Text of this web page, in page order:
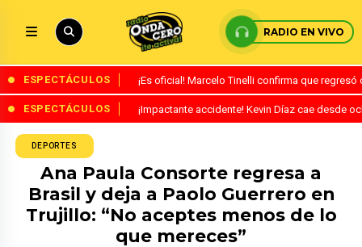
RADIO EN VIVO
ESPECTÁCULOS ¡Es oficial! Marcelo Tinelli confirma que
ESPECTÁCULOS ¡Impactante accidente! Kevin Díaz cae desde
DEPORTES
Ana Paula Consorte regresa a
Brasil y deja a Paolo Guerrero en
Trujillo: “No aceptes menos de lo
que mereces”